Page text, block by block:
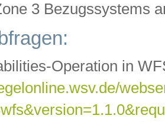
3 Bezugssystems
Operation in